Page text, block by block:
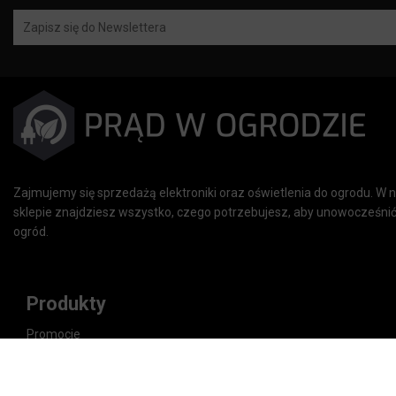
Zajmujemy się sprzedażą elektroniki oraz oświetlenia do ogrodu. W
sklepie znajdziesz wszystko, czego potrzebujesz, aby
ogród.
Produkty
Promocje